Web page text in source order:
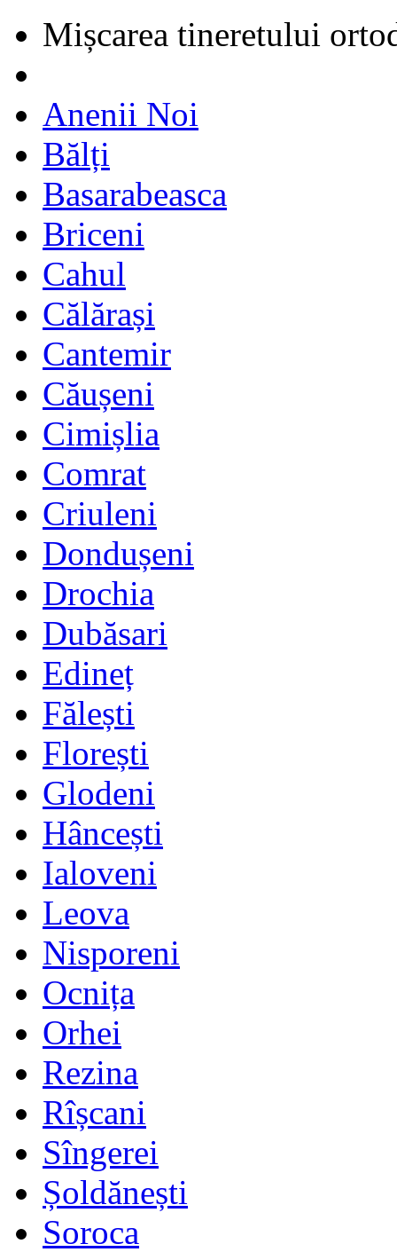
Mișcarea tineretului
Anenii Noi
Bălți
Basarabeasca
Briceni
Cahul
Călărași
Cantemir
Căușeni
Cimișlia
Comrat
Criuleni
Dondușeni
Drochia
Dubăsari
Edineț
Fălești
Florești
Glodeni
Hâncești
Ialoveni
Leova
Nisporeni
Ocnița
Orhei
Rezina
Rîșcani
Sîngerei
Șoldănești
Soroca